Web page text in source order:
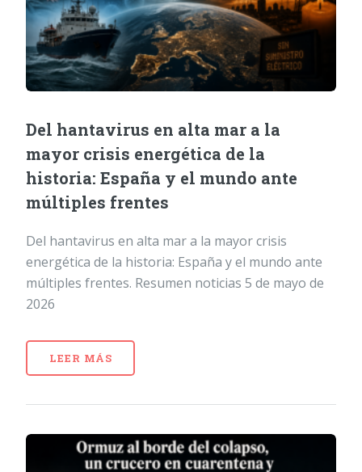
Del hantavirus en alta mar a la
mayor crisis energética de la
historia: España y el mundo ante
múltiples frentes
Del hantavirus en alta mar a la mayor crisis
energética de la historia: España y el mundo ante
múltiples frentes. Resumen noticias 5 de mayo de
2026
LEER MÁS